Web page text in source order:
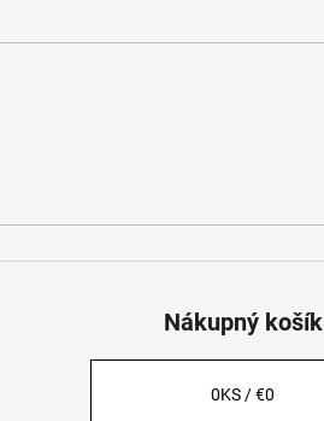
Nákupný košík
0KS /€0